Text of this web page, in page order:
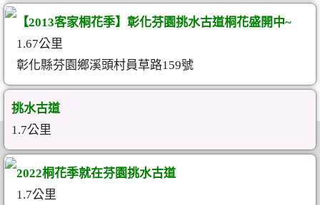
【2013客家桐花季】彰化芬園挑水古道桐花盛開中~
1.67公里
彰化縣芬園鄉溪頭村員草路159號
挑水古道
1.7公里
2022桐花季就在芬園挑水古道
1.7公里